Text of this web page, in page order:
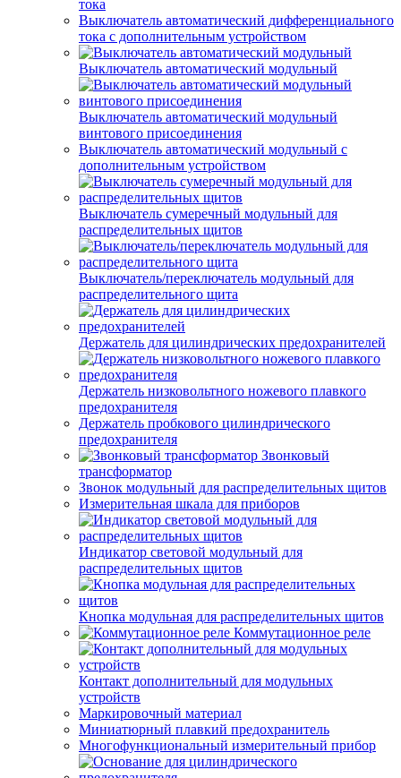
тока
Выключатель автоматический дифференциального
тока с дополнительным устройством
Выключатель автоматический модульный
Выключатель автоматический модульный
винтового присоединения
Выключатель автоматический модульный с
дополнительным устройством
Выключатель сумеречный модульный для
распределительных щитов
Выключатель/переключатель модульный для
распределительного щита
Держатель для цилиндрических предохранителей
Держатель низковольтного ножевого плавкого
предохранителя
Держатель пробкового цилиндрического
предохранителя
Звонковый
трансформатор
Звонок модульный для распределительных щитов
Измерительная шкала для приборов
Индикатор световой модульный для
распределительных щитов
Кнопка модульная для распределительных щитов
Коммутационное реле
Контакт дополнительный для модульных
устройств
Маркировочный материал
Миниатюрный плавкий предохранитель
Многофункциональный измерительный прибор